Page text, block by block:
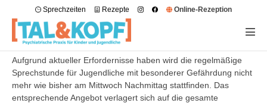
Sprechzeiten Rezepte Online-Rezeption
Aufgrund aktueller Erfordernisse haben wird die regelmäßige
Sprechstunde für Jugendliche mit besonderer Gefährdung nicht
mehr wie bisher am Mittwoch Nachmittag stattfinden. Das
entsprechende Angebot verlagert sich auf die gesamte